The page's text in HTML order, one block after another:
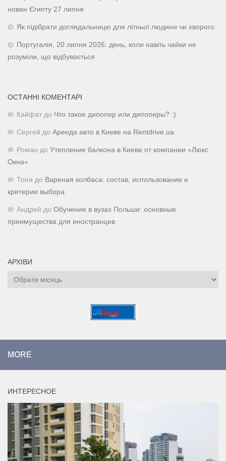
новин Єгипту 27 липня
Як підібрати доглядальницю для літньої людини чи хворого
Португалія, 20 липня 2026: день, коли навіть чайки не
розуміли, що відбувається
ОСТАННІ КОМЕНТАРІ
Кайфат до Что такое дипопер или дипоперы? :)
Сергей до Аренда авто в Киеве на Rentdrive.ua
Роман до Утепление балкона в Киеве от компании «Люкс
Окна»
Тоня до Вареная колбаса: состав, использование и
критерии выбора
Андрей до Обучение в вузах Польши: основные
преимущества для иностранцев
АРХІВИ
Архіви
MORE
ИНТЕРЕСНОЕ